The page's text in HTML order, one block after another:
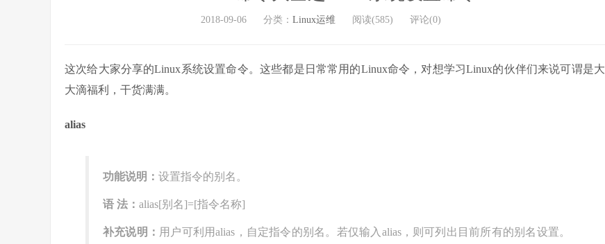
2018-09-06 分类： Linux运维 阅读(585) 评论(0)
这次给大家分享的Linux系统设置命令。这些都是日常常用的Linux命令，对想学习Linux的伙伴们来说可谓是大
大滴福利，干货满满。
alias
功能说明： 设置指令的别名。
语 法： alias[别名]=[指令名称]
补充说明： 用户可利用alias，自定指令的别名。若仅输入alias，则可列出目前所有的别名设置。